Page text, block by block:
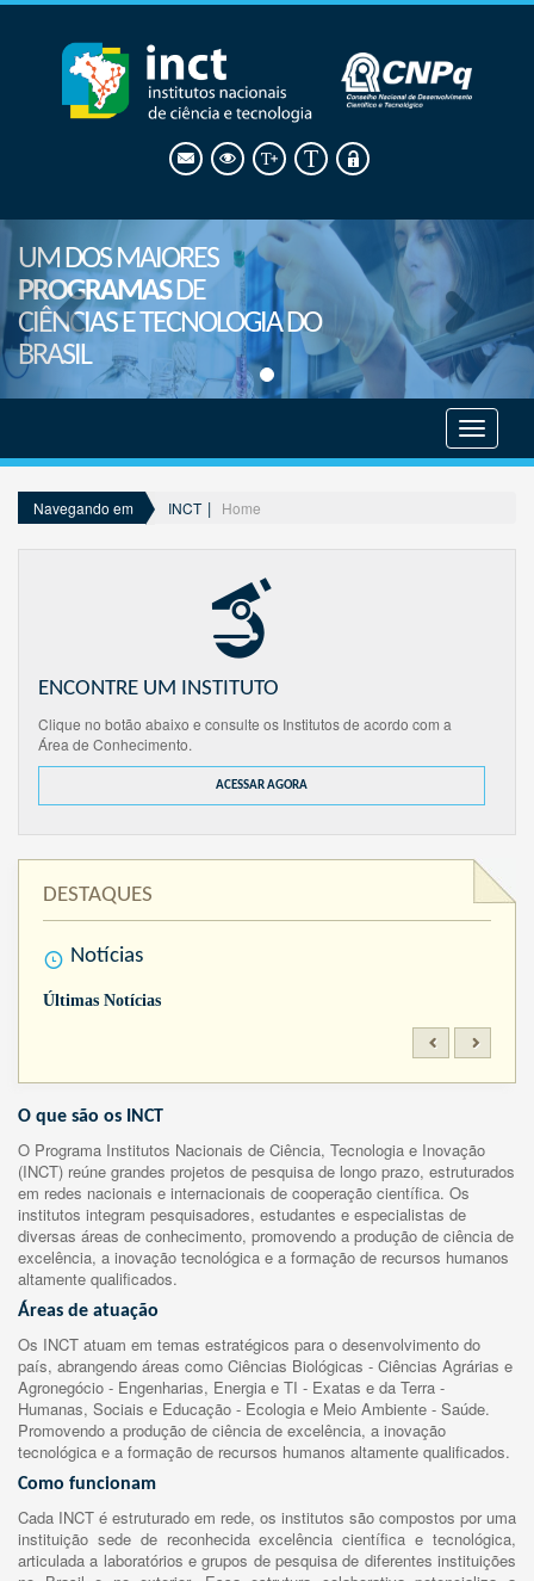
UM DOS MAIORES
PROGRAMASDE
CIÊNCIAS E TECNOLOGIA DO
BRASIL
menu
Navegando em INCT Home
ENCONTRE UM INSTITUTO
Clique no botão abaixo e consulte os Institutos de acordo com a
Área de Conhecimento.
ACESSAR AGORA
DESTAQUES
Notícias
Últimas Notícias
O que são os INCT
O Programa Institutos Nacionais de Ciência, Tecnologia e Inovação
(INCT) reúne grandes projetos de pesquisa de longo prazo, estruturados
em redes nacionais e internacionais de cooperação científica. Os
institutos integram pesquisadores, estudantes e especialistas de
diversas áreas de conhecimento, promovendo a produção de ciência de
excelência, a inovação tecnológica e a formação de recursos humanos
altamente qualificados.
Áreas de atuação
Os INCT atuam em temas estratégicos para o desenvolvimento do
país, abrangendo áreas como Ciências Biológicas - Ciências Agrárias e
Agronegócio - Engenharias, Energia e TI - Exatas e da Terra -
Humanas, Sociais e Educação - Ecologia e Meio Ambiente - Saúde.
Promovendo a produção de ciência de excelência, a inovação
tecnológica e a formação de recursos humanos altamente qualificados.
Como funcionam
Cada INCT é estruturado em rede, os institutos são compostos por uma
instituição sede de reconhecida excelência científica e tecnológica,
articulada a laboratórios e grupos de pesquisa de diferentes instituições